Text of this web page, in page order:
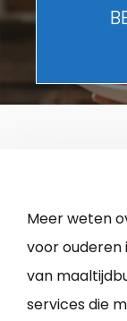
Meer weten
voor ouderen
van
services die